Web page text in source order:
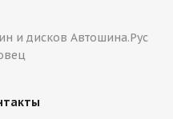
и дисков Автошина.Рус